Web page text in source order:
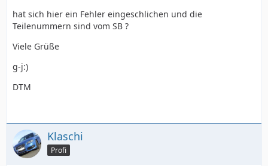
hat sich hier ein Fehler eingeschlichen und die
Teilenummern sind vom SB ?
Viele Grüße
g-j:)
DTM
Klaschi
Profi